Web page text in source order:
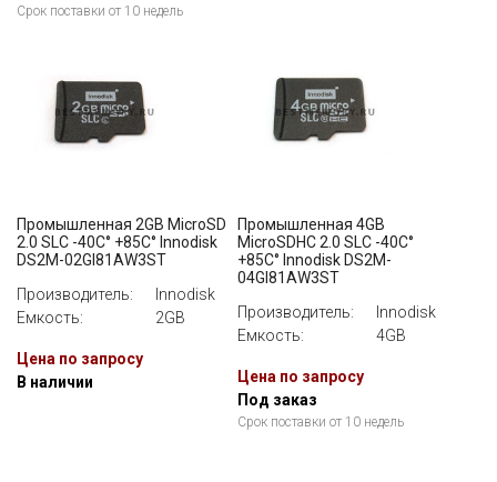
Срок поставки от 10 недель
Промышленная 2GB MicroSD
2.0 SLC -40C° +85C° Innodisk
DS2M-02GI81AW3ST
Производитель:
Innodisk
Емкость:
2GB
Цена по запросу
В наличии
Промышленная 4GB
MicroSDHC 2.0 SLC -40C°
+85C° Innodisk DS2M-
04GI81AW3ST
Производитель:
Innodisk
Емкость:
4GB
Цена по запросу
Под заказ
Срок поставки от 10 недель